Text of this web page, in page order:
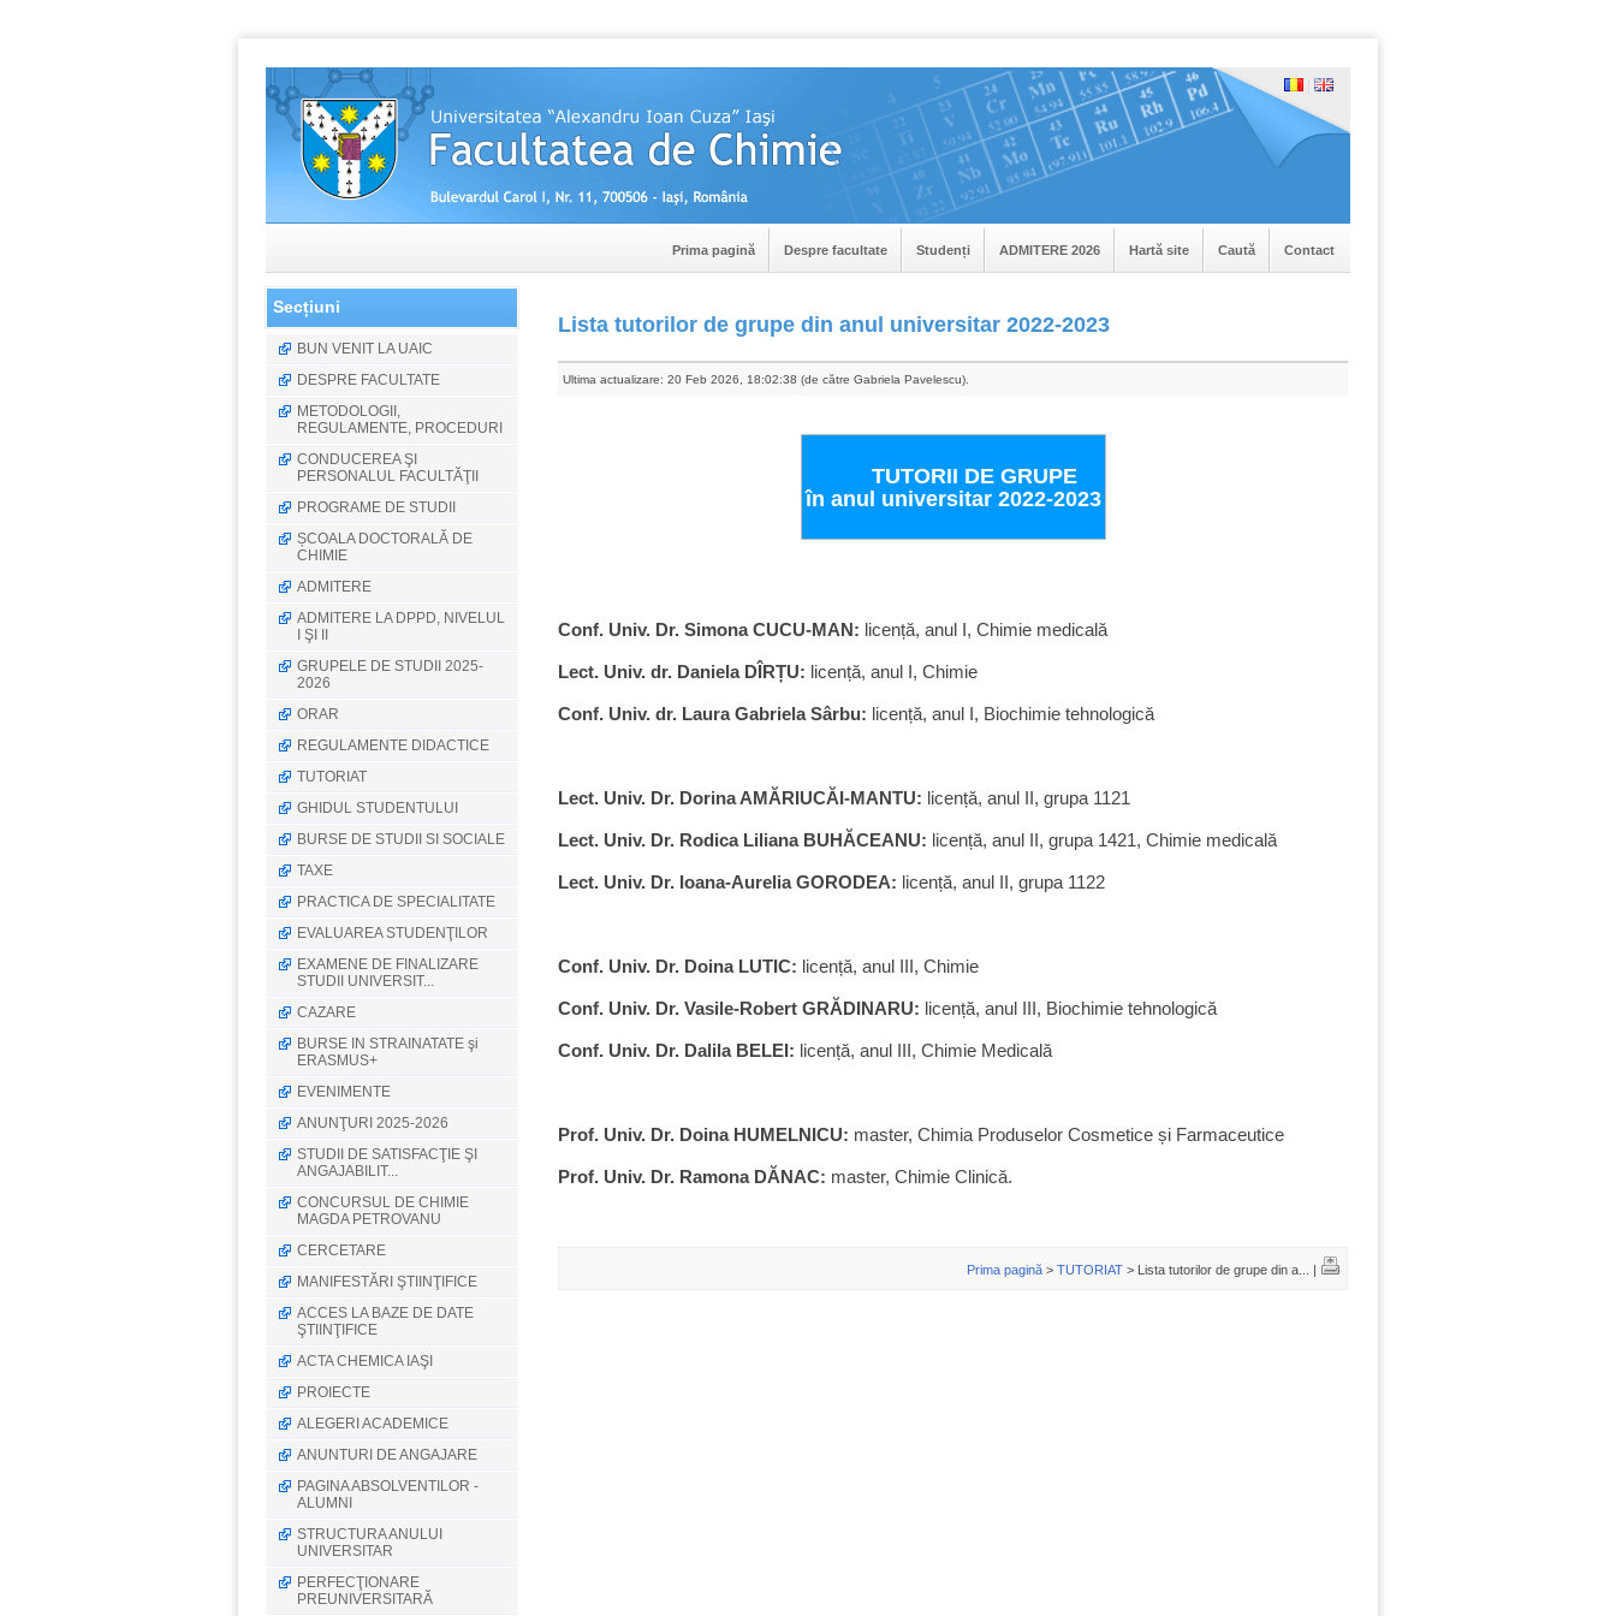
Prima pagină Despre facultate Studenți ADMITERE 2026 Hartă site Caută Contact
Secțiuni
BUN VENIT LA UAIC
DESPRE FACULTATE
METODOLOGII,
REGULAMENTE, PROCEDURI
CONDUCEREA ŞI
PERSONALUL FACULTĂŢII
PROGRAME DE STUDII
ȘCOALA DOCTORALĂ DE
CHIMIE
ADMITERE
ADMITERE LA DPPD, NIVELUL
I ŞI II
GRUPELE DE STUDII 2025-
2026
ORAR
REGULAMENTE DIDACTICE
TUTORIAT
GHIDUL STUDENTULUI
BURSE DE STUDII SI SOCIALE
TAXE
PRACTICA DE SPECIALITATE
EVALUAREA STUDENŢILOR
EXAMENE DE FINALIZARE
STUDII UNIVERSIT...
CAZARE
BURSE IN STRAINATATE şi
ERASMUS+
EVENIMENTE
ANUNŢURI 2025-2026
STUDII DE SATISFACŢIE ŞI
ANGAJABILIT...
CONCURSUL DE CHIMIE
MAGDA PETROVANU
CERCETARE
MANIFESTĂRI ŞTIINŢIFICE
ACCES LA BAZE DE DATE
ŞTIINŢIFICE
ACTA CHEMICA IAŞI
PROIECTE
ALEGERI ACADEMICE
ANUNTURI DE ANGAJARE
PAGINA ABSOLVENTILOR -
ALUMNI
STRUCTURA ANULUI
UNIVERSITAR
PERFECŢIONARE
PREUNIVERSITARĂ
Lista tutorilor de grupe din anul universitar 2022-2023
Ultima actualizare: 20 Feb 2026, 18:02:38 (de către Gabriela Pavelescu).
TUTORII DE GRUPE
în anul universitar 2022-2023
Conf. Univ. Dr. Simona CUCU-MAN: licență, anul I, Chimie medicală
Lect. Univ. dr. Daniela DÎRȚU: licență, anul I, Chimie
Conf. Univ. dr. Laura Gabriela Sârbu: licență, anul I, Biochimie tehnologică
Lect. Univ. Dr. Dorina AMĂRIUCĂI-MANTU: licență, anul II, grupa 1121
Lect. Univ. Dr. Rodica Liliana BUHĂCEANU: licență, anul II, grupa 1421, Chimie medicală
Lect. Univ. Dr. Ioana-Aurelia GORODEA: licență, anul II, grupa 1122
Conf. Univ. Dr. Doina LUTIC: licență, anul III, Chimie
Conf. Univ. Dr. Vasile-Robert GRĂDINARU: licență, anul III, Biochimie tehnologică
Conf. Univ. Dr. Dalila BELEI: licență, anul III, Chimie Medicală
Prof. Univ. Dr. Doina HUMELNICU: master, Chimia Produselor Cosmetice și Farmaceutice
Prof. Univ. Dr. Ramona DĂNAC: master, Chimie Clinică.
Prima pagină > TUTORIAT > Lista tutorilor de grupe din a... |